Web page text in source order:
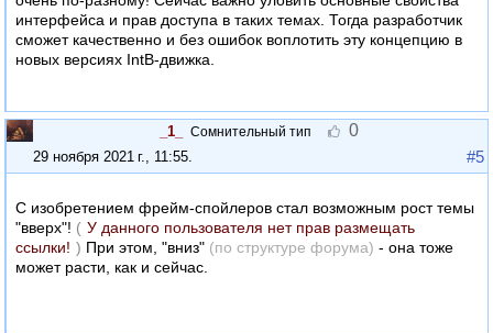
интерфейса и прав доступа в таких темах. Тогда разработчик
сможет качественно и без ошибок воплотить эту концепцию в
новых версиях IntB-движка.
_1_ Сомнительный тип 0
29 ноября 2021 г., 11:55 #5
С изобретением фрейм-спойлеров стал возможным рост темы
"вверх"! ( У данного пользователя нет прав размещать
ссылки! ) При этом, "вниз" (по структуре форума) - она тоже
может расти, как и сейчас.